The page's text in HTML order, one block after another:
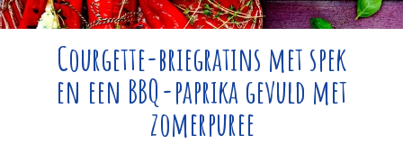
Courgette-briegratins met spek
en een BBQ-paprika gevuld met
zomerpuree